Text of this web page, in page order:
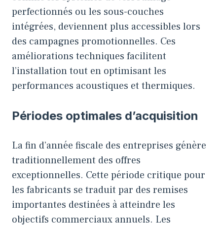
perfectionnés ou les sous-couches
intégrées, deviennent plus accessibles lors
des campagnes promotionnelles. Ces
améliorations techniques facilitent
l’installation tout en optimisant les
performances acoustiques et thermiques.
Périodes optimales d’acquisition
La fin d’année fiscale des entreprises génère
traditionnellement des offres
exceptionnelles. Cette période critique pour
les fabricants se traduit par des remises
importantes destinées à atteindre les
objectifs commerciaux annuels. Les